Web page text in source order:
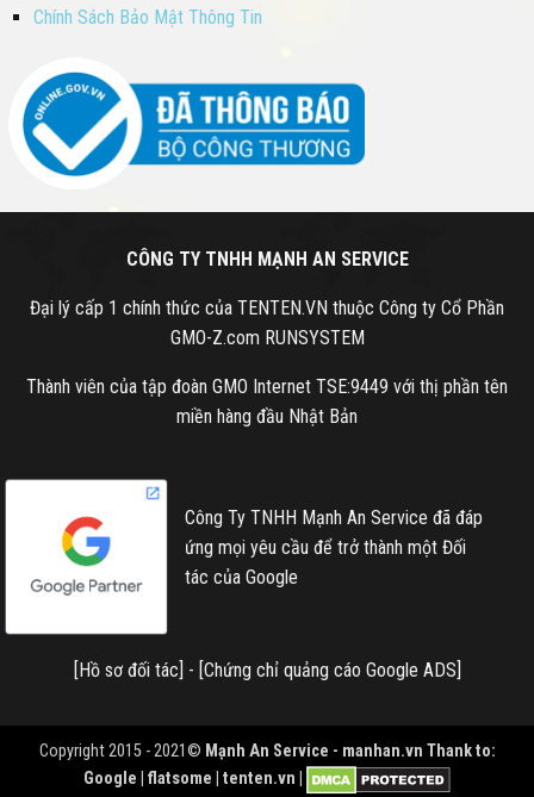
Chính Sách Bảo Mật Thông Tin
CÔNG TY TNHH MẠNH AN SERVICE
Đại lý cấp 1 chính thức của TENTEN.VN thuộc Công ty Cổ Phần
GMO-Z.com RUNSYSTEM
Thành viên của tập đoàn GMO Internet TSE:9449 với thị phần tên
miền hàng đầu Nhật Bản
Công Ty TNHH Mạnh An Service đã đáp
ứng mọi yêu cầu để trở thành một Đối
tác của Google
Hồ sơ đối tác ] - [ Chứng chỉ quảng cáo Google ADS
Copyright 2015 - 2021© Mạnh An Service - manhan.vn Thank to:
Google | flatsome | tenten.vn |